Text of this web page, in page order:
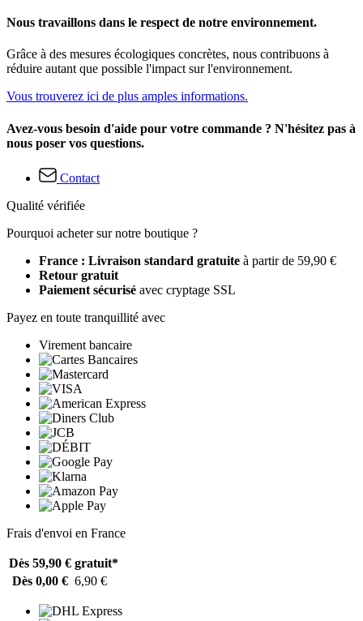
Nous travaillons dans le respect de notre environnement.
Grâce à des mesures écologiques concrètes, nous contribuons à
réduire autant que possible l'impact sur l'environnement.
Vous trouverez ici de plus amples informations.
Avez-vous besoin d'aide pour votre commande ? N'hésitez pas à
nous poser vos questions.
Contact
Qualité vérifiée
Pourquoi acheter sur notre boutique ?
France : Livraison standard gratuite à partir de 59,90 €
Retour gratuit
Paiement sécurisé avec cryptage SSL
Payez en toute tranquillité avec
Virement bancaire
Frais d'envoi en France
Dès 59,90 € gratuit*
Dès 0,00 € 6,90 €